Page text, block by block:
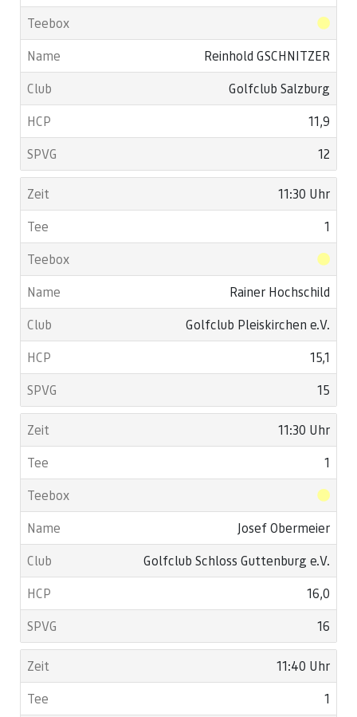
Reinhold GSCHNITZER
Golfclub Salzburg
11,9
12
11:30 Uhr
1
Rainer Hochschild
Golfclub Pleiskirchen e.V.
15,1
15
11:30 Uhr
1
Josef Obermeier
Golfclub Schloss Guttenburg e.V.
16,0
16
11:40 Uhr
1